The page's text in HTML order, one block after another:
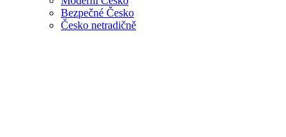
Bezpečné Česko
Česko netradičně